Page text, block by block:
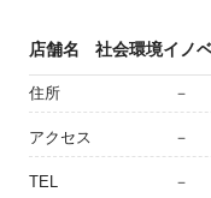
店舗名 社会環境イノ
住所 －
アクセス －
TEL －